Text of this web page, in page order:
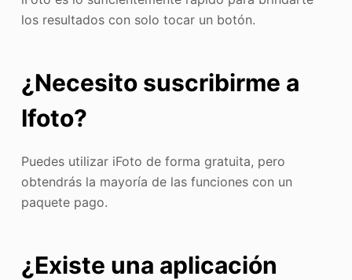
los resultados con solo tocar un botón.
¿Necesito suscribirme a
Ifoto?
Puedes utilizar iFoto de forma gratuita, pero
obtendrás la mayoría de las funciones con un
paquete pago.
¿Existe una aplicación